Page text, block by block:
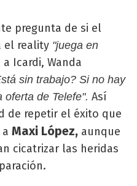
pregunta de si el
el reality "juega en
Icardi, Wanda
sin trabajo? Si no hay
de Telefe". Así
de repetir el éxito que
Maxi López, aunque
cicatrizar las heridas